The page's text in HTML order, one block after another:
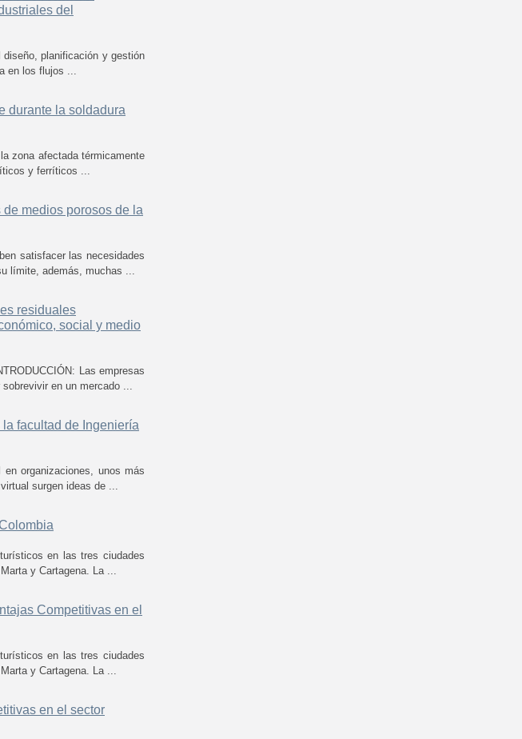
del
diseño, planificación y gestión
en los flujos ...
durante la soldadura
zona afectada térmicamente
y ferríticos ...
medios porosos de la
satisfacer las necesidades
límite, además, muchas ...
residuales
social y medio
Las empresas
en un mercado ...
facultad de Ingeniería
organizaciones, unos más
surgen ideas de ...
en las tres ciudades
y Cartagena. La ...
Competitivas en el
en las tres ciudades
y Cartagena. La ...
en el sector